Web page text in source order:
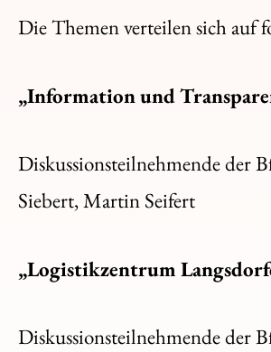
Die Themen verteilen sich auf
„Information und
Diskussionsteilnehmende der
Siebert, Martin Seifert
„Logistikzentrum
Diskussionsteilnehmende der